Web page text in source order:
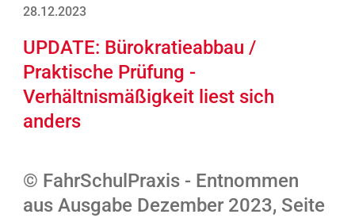
28.12.2023
UPDATE: Bürokratieabbau /
Praktische Prüfung -
Verhältnismäßigkeit liest sich
anders
© FahrSchulPraxis - Entnommen
aus Ausgabe Dezember 2023, Seite